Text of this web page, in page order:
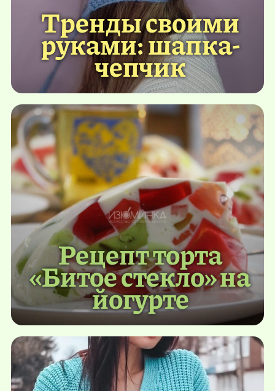
Тренды своими
руками: шапка-
чепчик
Рецепт торта
«Битое стекло» на
йогурте